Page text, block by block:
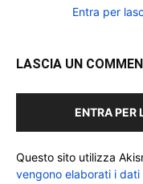
Entra per
LASCIA UN
ENTRA PER
Questo sito utilizza
vengono elaborati i